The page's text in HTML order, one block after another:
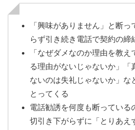
「興味がありません」と断
らず引き続き電話で契約の締
「なぜダメなのか理由を教
る理由がないじゃないか」「
ないのは失礼じゃないか」な
とってくる
電話勧誘を何度も断っている
切引き下がらずに「とりあえ